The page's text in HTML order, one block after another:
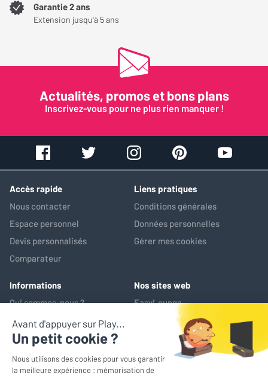
Garantie 2 ans
Extension jusqu'à 5 ans
Actualités, promos et bons plans
Inscrivez-vous pour ne plus rien manquer !
Accès rapide
Nous contacter
Espace personnel
Devis personnalisés
Comparateur
Liens pratiques
Conditions générales
Données personnelles
Gérer mes cookies
Informations
Qui sommes-nous ?
Nos services
Service après-vente
Nos sites web
EasyLounge
*Prix de référence : ce prix correspond au prix le plus bas pratiqué